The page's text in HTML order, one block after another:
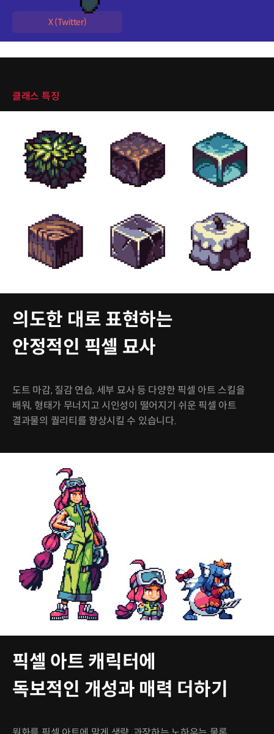
X (Twitter)
클래스 특징
의도한 대로 표현하는
안정적인 픽셀 묘사
도트 마감, 질감 연습, 세부 묘사 등 다양한 픽셀 아트 스킬을
배워, 형태가 무너지고 시인성이 떨어지기 쉬운 픽셀 아트
결과물의 퀄리티를 향상시킬 수 있습니다.
픽셀 아트 캐릭터에
독보적인 개성과 매력 더하기